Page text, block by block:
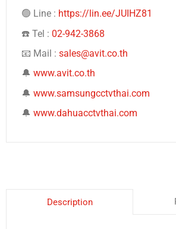
🟢 Line : https://lin.ee/JUIHZ81
☎️ Tel : 02-942-3868
📧 Mail : sales@avit.co.th
🔔 www.avit.co.th
🔔 www.samsungcctvthai.com
🔔 www.dahuacctvthai.com
Description